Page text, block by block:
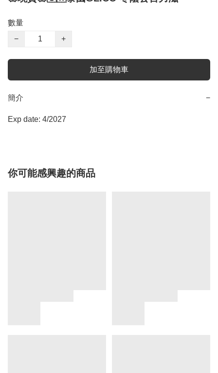
數量
−
+
加至購物車
簡介 −
Exp date: 4/2027
你可能感興趣的商品